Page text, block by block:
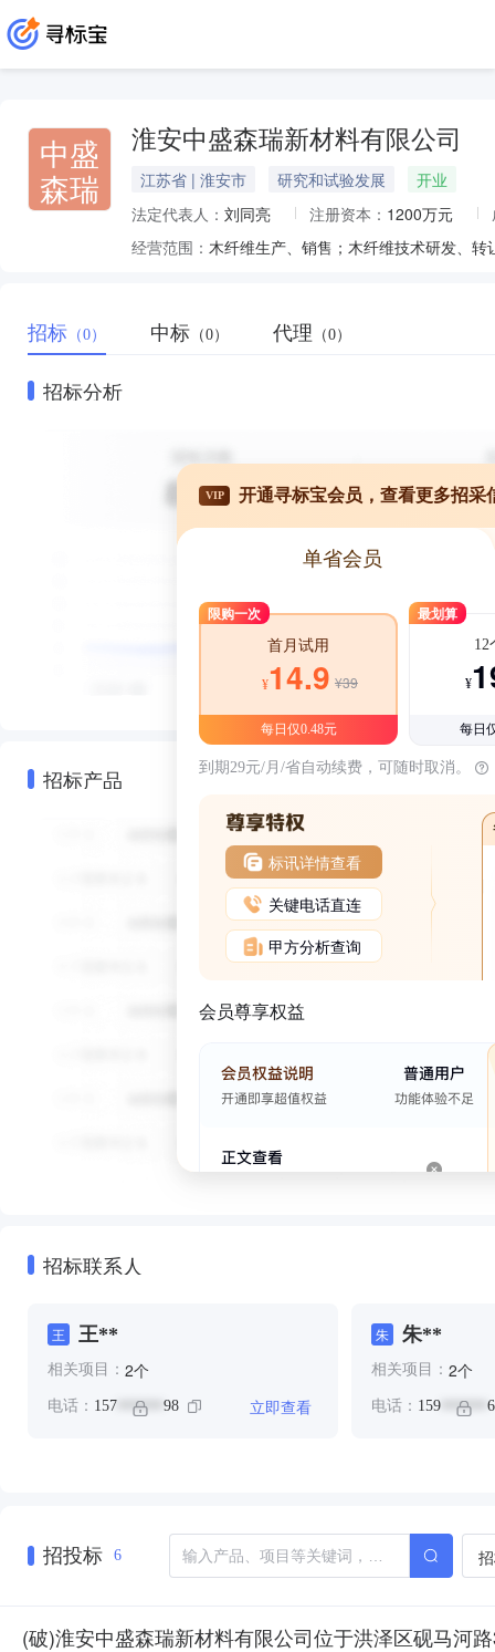
中盛
森瑞
淮安中盛森瑞新材料有限公司
江苏省 | 淮安市 研究和试验发展
开业
法定代表人： 刘同亮 注册资本： 1200万元
经营范围：
招标 （0） 中标 （0） 代理 （0）
招标分析
招标产品
VIP 开通寻标宝会员，查看更多招采
单省会员
限购一次
首月试用
¥14.9 ¥39
每日仅0.48元
最划算
12
¥
每日
到期29元/月/省自动续费，可随时取消。
标讯详情查看
关键电话直连
甲方分析查询
会员尊享权益
招标联系人
王 王**
相关项目： 2个
电话： 157 ****** 98 立即查看
朱 朱**
相关项目： 2个
电话： 159******
招投标 6
(破)淮安中盛森瑞新材料有限公司位于洪泽区砚马河